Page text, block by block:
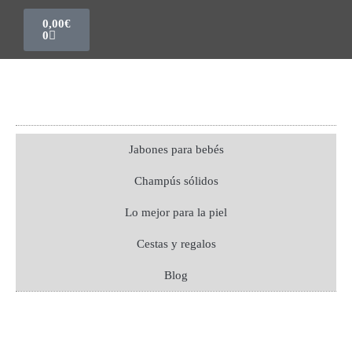
0,00€
0
Jabones para bebés
Champús sólidos
Lo mejor para la piel
Cestas y regalos
Blog